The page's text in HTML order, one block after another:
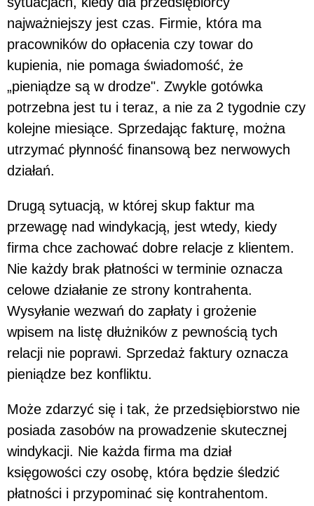
najważniejszy jest czas. Firmie, która ma
pracowników do opłacenia czy towar do
kupienia, nie pomaga świadomość, że
„pieniądze są w drodze". Zwykle gotówka
potrzebna jest tu i teraz, a nie za 2 tygodnie czy
kolejne miesiące. Sprzedając fakturę, można
utrzymać płynność finansową bez nerwowych
działań.
Drugą sytuacją, w której skup faktur ma
przewagę nad windykacją, jest wtedy, kiedy
firma chce zachować dobre relacje z klientem.
Nie każdy brak płatności w terminie oznacza
celowe działanie ze strony kontrahenta.
Wysyłanie wezwań do zapłaty i grożenie
wpisem na listę dłużników z pewnością tych
relacji nie poprawi. Sprzedaż faktury oznacza
pieniądze bez konfliktu.
Może zdarzyć się i tak, że przedsiębiorstwo nie
posiada zasobów na prowadzenie skutecznej
windykacji. Nie każda firma ma dział
księgowości czy osobę, która będzie śledzić
płatności i przypominać się kontrahentom.